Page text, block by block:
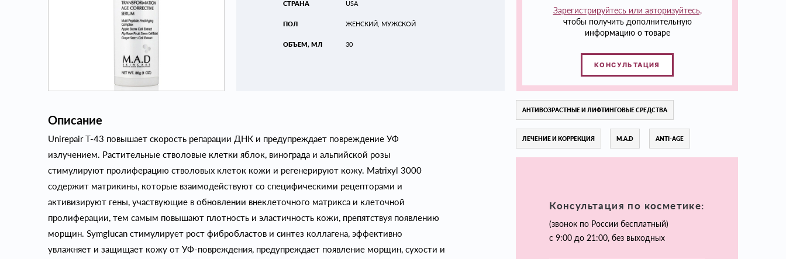
СТРАНА
ПОЛ
ОБЪЕМ, МЛ
USA
ЖЕНСКИЙ, МУЖСКОЙ
30
Зарегистрируйтесь или авторизуйтесь,
чтобы получить дополнительную
информацию о товаре
КОНСУЛЬТАЦИЯ
Описание
Unirepair Т-43 повышает скорость репарации ДНК и предупреждает повреждение УФ
излучением. Растительные стволовые клетки яблок, винограда и альпийской розы
стимулируют пролиферацию стволовых клеток кожи и регенерируют кожу. Matrixyl 3000
содержит матрикины, которые взаимодействуют со специфическими рецепторами и
активизируют гены, участвующие в обновлении внеклеточного матрикса и клеточной
пролиферации, тем самым повышают плотность и эластичность кожи, препятствуя появлению
морщин. Symglucan стимулирует рост фибробластов и синтез коллагена, эффективно
увлажняет и защищает кожу от УФ-повреждения, предупреждает появление морщин, сухости и
АНТИВОЗРАСТНЫЕ И ЛИФТИНГОВЫЕ СРЕДСТВА
ЛЕЧЕНИЕ И КОРРЕКЦИЯ M.A.D ANTI-AGE
Консультация по косметике:
(звонок по России бесплатный)
с 9:00 до 21:00, без выходных